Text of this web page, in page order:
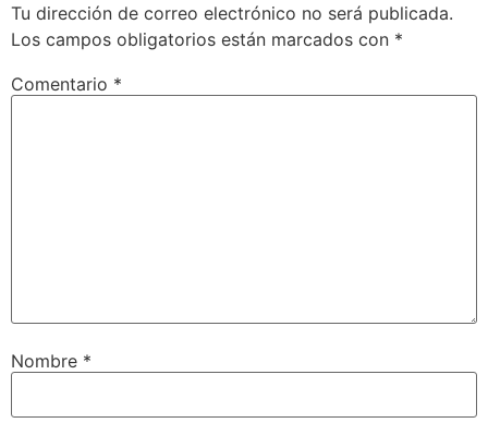
Tu dirección de correo electrónico no será publicada.
Los campos obligatorios están marcados con *
Comentario *
Nombre *